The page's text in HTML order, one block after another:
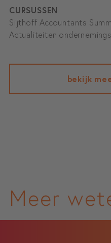
CURSUSSEN
Sijthoff Accountants
Actualiteiten
bekijk
Meer